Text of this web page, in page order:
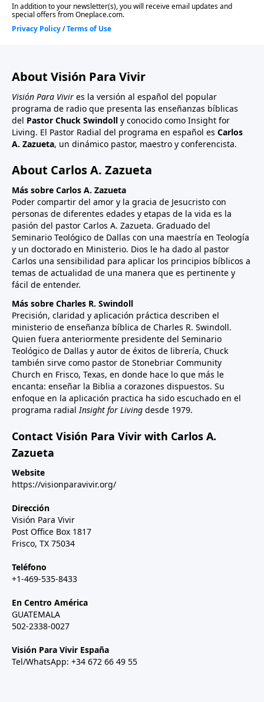
About Visión Para Vivir
Visión Para Vivir es la versión al español del popular
programa de radio que presenta las enseñanzas bíblicas
del Pastor Chuck Swindoll y conocido como Insight for
Living. El Pastor Radial del programa en español es Carlos
A. Zazueta, un dinámico pastor, maestro y conferencista.
About Carlos A. Zazueta
Más sobre Carlos A. Zazueta
Poder compartir del amor y la gracia de Jesucristo con
personas de diferentes edades y etapas de la vida es la
pasión del pastor Carlos A. Zazueta. Graduado del
Seminario Teológico de Dallas con una maestría en Teología
y un doctorado en Ministerio. Dios le ha dado al pastor
Carlos una sensibilidad para aplicar los principios bíblicos a
temas de actualidad de una manera que es pertinente y
fácil de entender.
Más sobre Charles R. Swindoll
Precisión, claridad y aplicación práctica describen el
ministerio de enseñanza bíblica de Charles R. Swindoll.
Quien fuera anteriormente presidente del Seminario
Teológico de Dallas y autor de éxitos de librería, Chuck
también sirve como pastor de Stonebriar Community
Church en Frisco, Texas, en donde hace lo que más le
encanta: enseñar la Biblia a corazones dispuestos. Su
enfoque en la aplicación practica ha sido escuchado en el
programa radialInsight for Living desde 1979.
Contact Visión Para Vivir with Carlos A.
Zazueta
Website
https://visionparavivir.org/
Dirección
Visión Para Vivir
Post Office Box 1817
Frisco, TX 75034
Teléfono
+1-469-535-8433
En Centro América
GUATEMALA
502-2338-0027
Visión Para Vivir España
Tel/WhatsApp: +34 672 66 49 55